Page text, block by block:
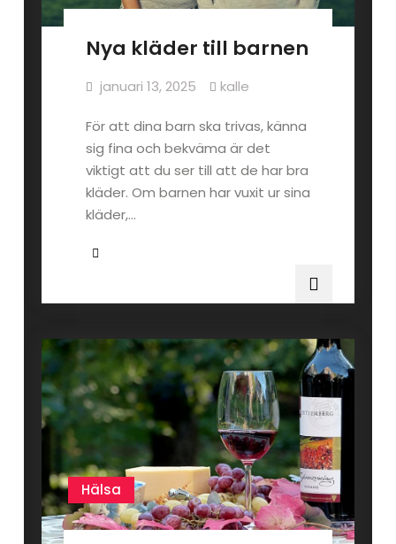
Nya kläder till barnen
januari 13, 2025 kalle
För att dina barn ska trivas, känna
sig fina och bekväma är det
viktigt att du ser till att de har bra
kläder. Om barnen har vuxit ur sina
kläder,…
Hälsa